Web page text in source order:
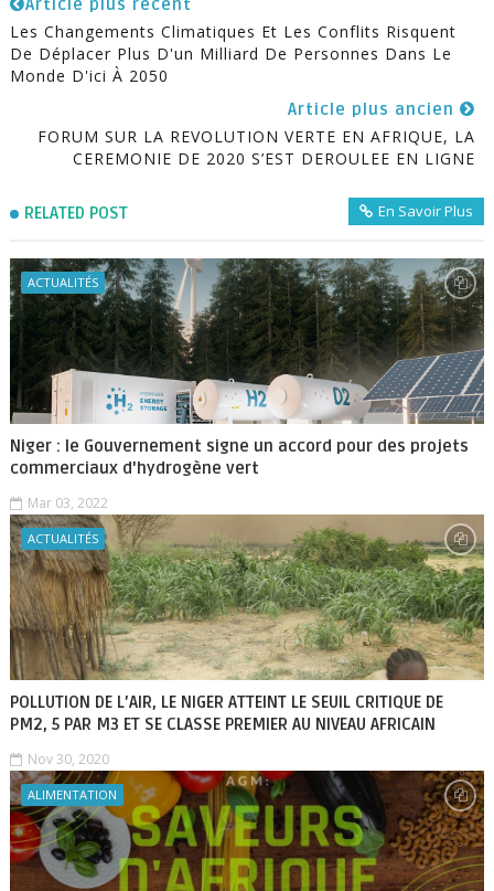
Article plus récent
Les Changements Climatiques Et Les Conflits Risquent
De Déplacer Plus D'un Milliard De Personnes Dans Le
Monde D'ici À 2050
Article plus ancien
FORUM SUR LA REVOLUTION VERTE EN AFRIQUE, LA
CEREMONIE DE 2020 S’EST DEROULEE EN LIGNE
RELATED POST En Savoir Plus
ACTUALITÉS
Niger : le Gouvernement signe un accord pour des projets
commerciaux d'hydrogène vert
Mar 03, 2022
ACTUALITÉS
POLLUTION DE L’AIR, LE NIGER ATTEINT LE SEUIL CRITIQUE DE
PM2, 5 PAR M3 ET SE CLASSE PREMIER AU NIVEAU AFRICAIN
Nov 30, 2020
ALIMENTATION